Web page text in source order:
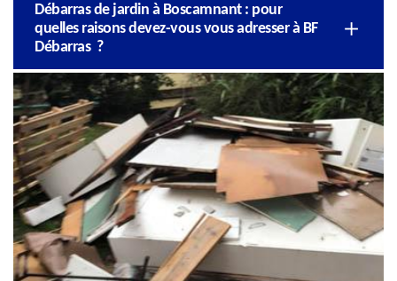
Débarras de jardin à Boscamnant : pour
quelles raisons devez-vous vous adresser à BF
Débarras ?